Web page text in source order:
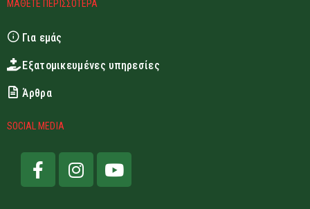
ΜΑΘΕΤΕ ΠΕΡΙΣΣΟΤΕΡΑ
Για εμάς
Εξατομικευμένες υπηρεσίες
Άρθρα
SOCIAL MEDIA